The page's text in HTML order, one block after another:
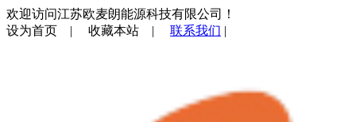
欢迎访问江苏欧麦朗能源科技有限公司！
设为首页 | 收藏本站 | 联系我们 |